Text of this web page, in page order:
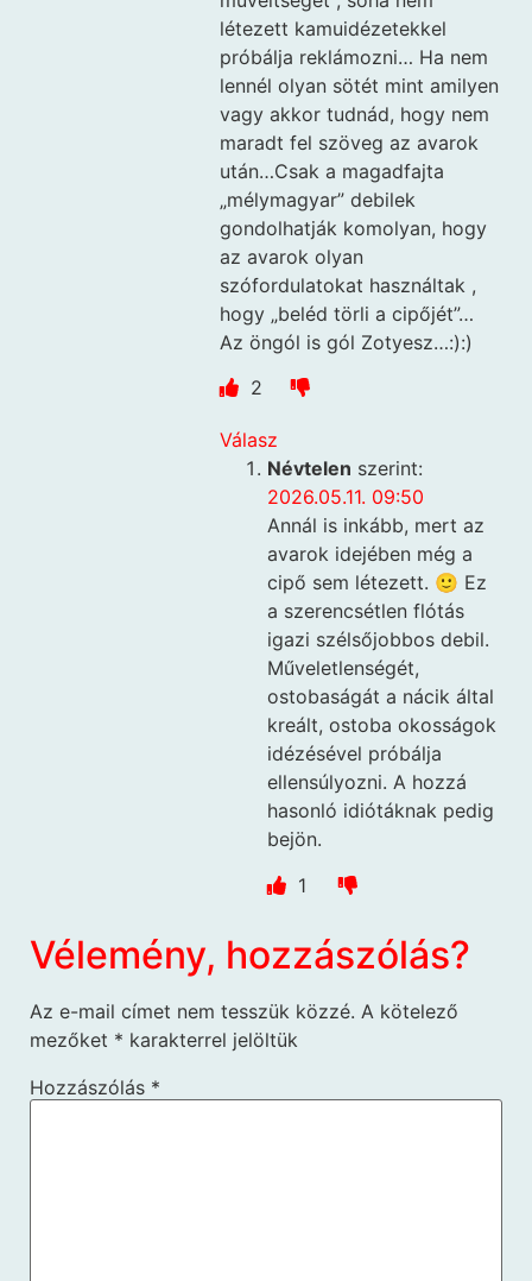
létezett kamuidézetekkel
próbálja reklámozni… Ha nem
lennél olyan sötét mint amilyen
vagy akkor tudnád, hogy nem
maradt fel szöveg az avarok
után…Csak a magadfajta
„mélymagyar” debilek
gondolhatják komolyan, hogy
az avarok olyan
szófordulatokat használtak ,
hogy „beléd törli a cipőjét”…
Az öngól is gól Zotyesz…:):)
2
Válasz
Névtelen szerint:
2026.05.11. 09:50
Annál is inkább, mert az
avarok idejében még a
cipő sem létezett. 🙂 Ez
a szerencsétlen flótás
igazi szélsőjobbos debil.
Műveletlenségét,
ostobaságát a nácik által
kreált, ostoba okosságok
idézésével próbálja
ellensúlyozni. A hozzá
hasonló idiótáknak pedig
bejön.
1
Vélemény, hozzászólás?
Az e-mail címet nem tesszük közzé. A kötelező
mezőket * karakterrel jelöltük
Hozzászólás *